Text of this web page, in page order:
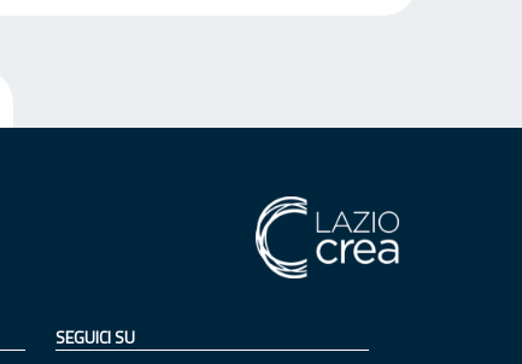
SEGUICI SU